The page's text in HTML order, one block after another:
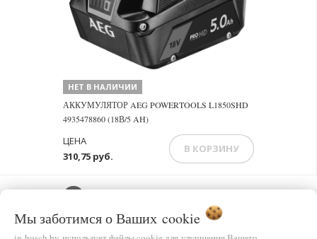
НЕТ В НАЛИЧИИ
АККУМУЛЯТОР AEG POWERTOOLS L1850SHD
4935478860 (18В/5 AH)
310,75 руб.
ЦЕНА
В КОРЗИНУ
Мы заботимся о Ваших cookie